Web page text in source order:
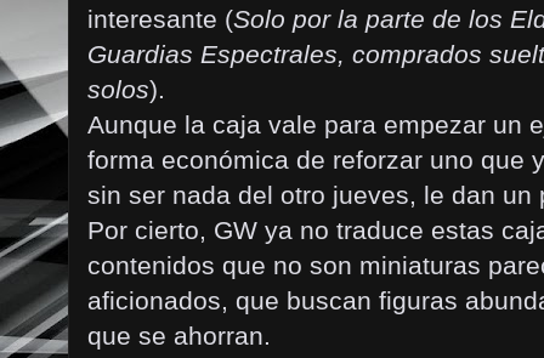
interesante (Solo por la parte de los
Guardias Espectrales, comprados
solos).
Aunque la caja vale para empezar un
forma económica de reforzar uno que
sin ser nada del otro jueves, le dan
Por cierto, GW ya no traduce estas
contenidos que no son miniaturas
aficionados, que buscan figuras
que se ahorran.